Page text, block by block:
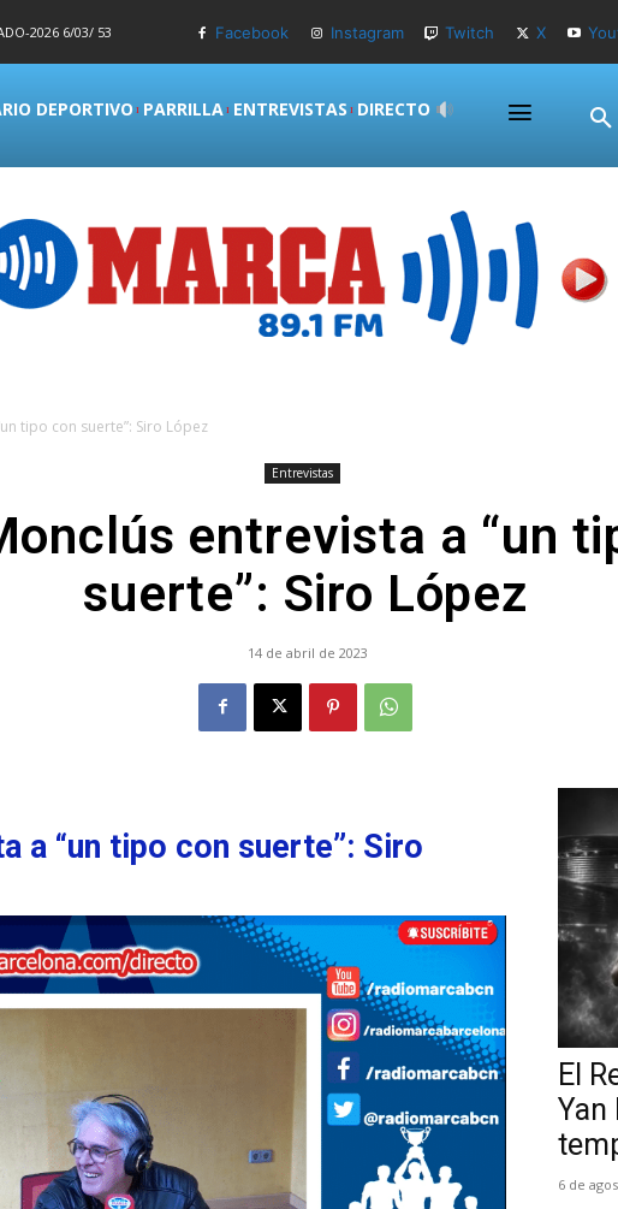
2026 6/03/ 53 Facebook Instagram Twitch X
DEPORTIVO PARRILLA ENTREVISTAS DIRECTO
tipo con suerte”: Siro López
Entrevistas
entrevista a “un
suerte”: Siro López
14 de abril de 2023
a “un tipo con suerte”: Siro
El
Yan
6 de